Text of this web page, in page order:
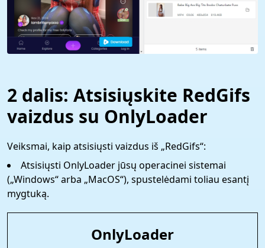
2 dalis: Atsisiųskite RedGifs
vaizdus su OnlyLoader
Veiksmai, kaip atsisiųsti vaizdus iš „RedGifs“:
Atsisiųsti OnlyLoader jūsų operacinei sistemai
(„Windows“ arba „MacOS“), spustelėdami toliau esantį
mygtuką.
OnlyLoader